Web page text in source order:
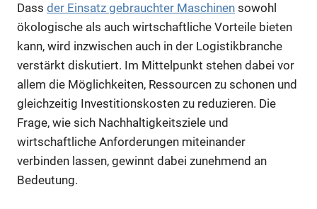
Dass der Einsatz gebrauchter Maschinen sowohl
ökologische als auch wirtschaftliche Vorteile bieten
kann, wird inzwischen auch in der Logistikbranche
verstärkt diskutiert. Im Mittelpunkt stehen dabei vor
allem die Möglichkeiten, Ressourcen zu schonen und
gleichzeitig Investitionskosten zu reduzieren. Die
Frage, wie sich Nachhaltigkeitsziele und
wirtschaftliche Anforderungen miteinander
verbinden lassen, gewinnt dabei zunehmend an
Bedeutung.